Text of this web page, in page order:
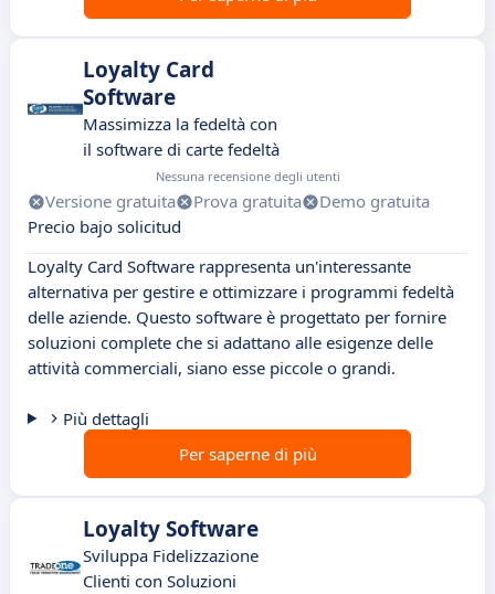
Loyalty Card
Software
Massimizza la fedeltà con
il software di carte fedeltà
Nessuna recensione degli utenti
Versione gratuita Prova gratuita
Demo gratuita
Precio bajo solicitud
Loyalty Card Software rappresenta un'interessante
alternativa per gestire e ottimizzare i programmi fedeltà
delle aziende. Questo software è progettato per fornire
soluzioni complete che si adattano alle esigenze delle
attività commerciali, siano esse piccole o grandi.
Più dettagli
Per saperne di più
Loyalty Software
Sviluppa Fidelizzazione
Clienti con Soluzioni